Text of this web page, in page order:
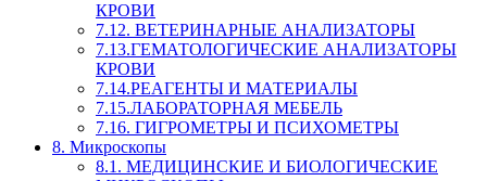
КРОВИ
7.12. ВЕТЕРИНАРНЫЕ АНАЛИЗАТОРЫ
7.13.ГЕМАТОЛОГИЧЕСКИЕ АНАЛИЗАТОРЫ
КРОВИ
7.14.РЕАГЕНТЫ И МАТЕРИАЛЫ
7.15.ЛАБОРАТОРНАЯ МЕБЕЛЬ
7.16. ГИГРОМЕТРЫ И ПСИХОМЕТРЫ
8. Микроскопы
8.1. МЕДИЦИНСКИЕ И БИОЛОГИЧЕСКИЕ